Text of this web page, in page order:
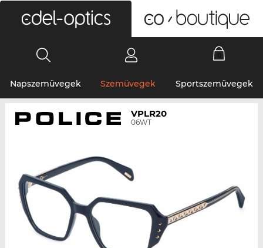
Napszemüvegek Szemüvegek Sportszemüvegek
VPLR20
06WT